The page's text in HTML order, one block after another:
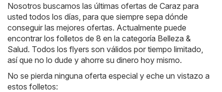
Nosotros buscamos las últimas ofertas de Caraz para
usted todos los días, para que siempre sepa dónde
conseguir las mejores ofertas. Actualmente puede
encontrar los folletos de 8 en la categoría Belleza &
Salud. Todos los flyers son válidos por tiempo limitado,
así que no lo dude y ahorre su dinero hoy mismo.
No se pierda ninguna oferta especial y eche un vistazo a
estos folletos: